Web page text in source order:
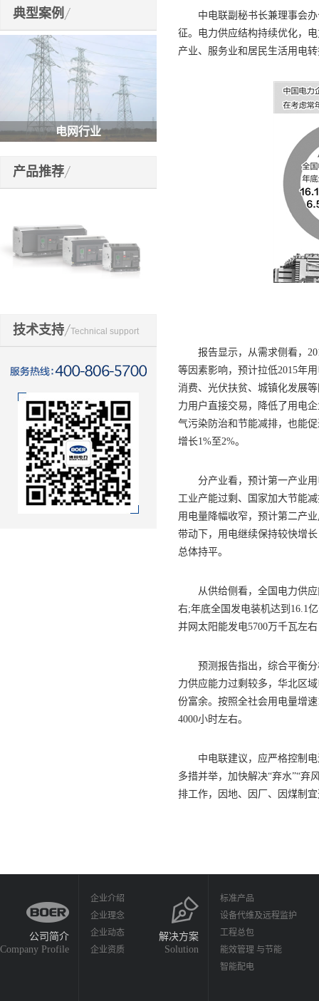
典型案例
电网行业
产品推荐
技术支持 Technical support
中电联副秘书长兼理事会办
征。电力供应结构持续优化，
产业、服务业和居民生活用电
报告显示，从需求侧看，
等因素影响，预计拉低2015年
消费、光伏扶贫、城镇化发展
力用户直接交易，降低了用电
气污染防治和节能减排，也能
增长1%至2%。
分产业看，预计第一产业用
工业产能过剩、国家加大节能
用电量降幅收窄，预计第二产
带动下，用电继续保持较快增
总体持平。
从供给侧看，全国电力供应
右;年底全国发电装机达到16.1
并网太阳能发电5700万千瓦左
预测报告指出，综合平衡分
力供应能力过剩较多，华北区
份富余。按照全社会用电量增
4000小时左右。
中电联建议，应严格控制电
多措并举，加快解决“弃水”“弃
排工作，因地、因厂、因煤制
公司简介
Company Profile
企业介绍
企业理念
企业动态
企业资质
解决方案
Solution
标准产品
设备代维及远程监护
工程总包
能效管理 与节能
智能配电